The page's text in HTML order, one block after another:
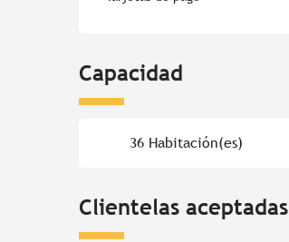
Capacidad
36 Habitación(es)
Clientelas aceptadas